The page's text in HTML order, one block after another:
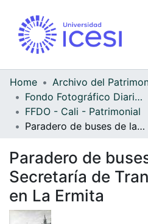
Home
Fondo Fotográfico Diario Occidente
FFDO - Cali - Patrimonial
Paradero de buses de la Secretaría de Transito Municipal en La Ermita
Paradero de
Secretaría de
en La Ermita